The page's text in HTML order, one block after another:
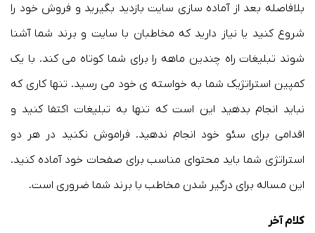
بلافاصله بعد از آماده سازی سایت بازدید بگیرید و فروش خود را
شروع کنید یا نیاز دارید که مخاطبان با سایت و برند شما آشنا
شوند تبلیغات راه چندین ماهه را برای شما کوتاه می کند. با یک
کمپین استراتژیک شما به خواسته ی خود می رسید. تنها کاری که
نباید انجام بدهید این است که تنها به تبلیغات اکتفا کنید و
اقدامی برای سئو خود انجام ندهید. فراموش نکنید در هر دو
استراتژی شما باید محتوای مناسب برای صفحات خود آماده کنید.
این مساله برای درگیر شدن مخاطب با برند شما ضروری است.
کلام آخر